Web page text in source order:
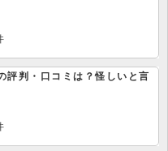
評判・口コミは？怪しいと言